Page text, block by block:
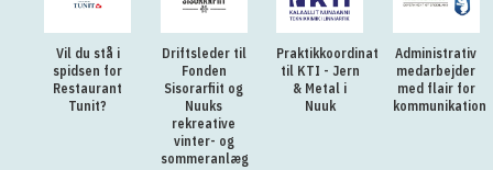
Driftsleder til
Fonden
Sisorarfiit og
Nuuks
Praktikkoordinator
til KTI - Jern
& Metal i
Nuuk
Administrativ
medarbejder
med flair for
kommunikation
En eller to
AC-
fuldmægtig
eller